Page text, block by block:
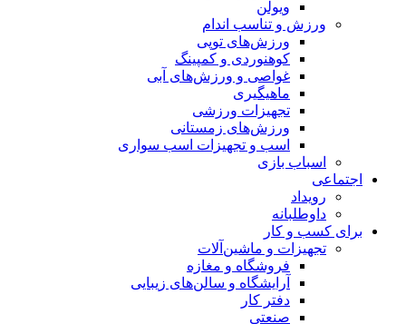
ویولن
ورزش و تناسب اندام
ورزش‌های توپی
کوهنوردی و کمپینگ
غواصی و ورزش‌های آبی
ماهیگیری
تجهیزات ورزشی
ورزش‌های زمستانی
اسب و تجهیزات اسب سواری
اسباب‌ بازی
اجتماعی
رویداد
داوطلبانه
برای کسب و کار
تجهیزات و ماشین‌آلات
فروشگاه و مغازه
آرایشگاه و سالن‌های زیبایی
دفتر کار
صنعتی